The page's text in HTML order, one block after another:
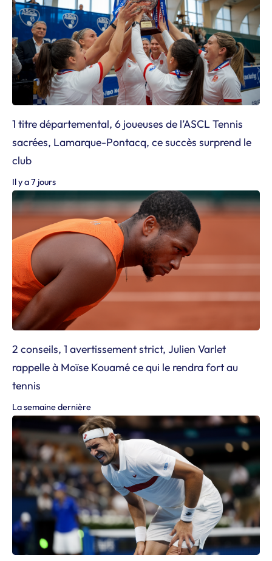
1 titre départemental, 6 joueuses de l’ASCL Tennis
sacrées, Lamarque-Pontacq, ce succès surprend le
club
Il y a 7 jours
2 conseils, 1 avertissement strict, Julien Varlet
rappelle à Moïse Kouamé ce qui le rendra fort au
tennis
La semaine dernière